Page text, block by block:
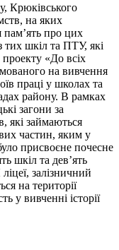
Крюківського
на яких
пам’ять про цих
тих шкіл та ПТУ, які
проекту «До всіх
на вивчення
праці у школах та
району. В рамках
загони за
які займаються
частин, яким у
присвоєне почесне
шкіл та дев’ять
залізничний
на території
у вивченні історії